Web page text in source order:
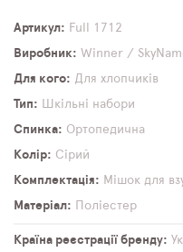
Артикул
Full 1712
Виробник
Winner /
Для кого
Для хлопчиків
Тип
Шкільні набори
Спинка
Ортопедична
Колір
Сірий
Комплектація
Мішок для
Матеріал
Поліестер
Країна реєстрації бренду